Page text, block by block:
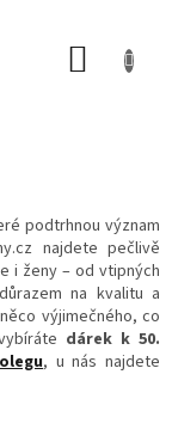
podtrhnou význam
najdete pečlivě
i ženy – od vtipných
na kvalitu a
výjimečného, co
dárek k 50.
, u nás najdete